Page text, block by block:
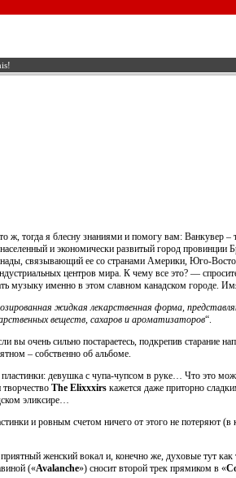
ж, тогда я блесну знаниями и помогу вам:
и экономически развитый город
связывающий ее со странами Америки, Юго-
центров мира. К чему все это? —
музыку именно в этом славном канадском городе.
жидкая лекарственная форма,
веществ, сахаров и ароматизаторов“.
вы очень сильно постараетесь, подкрепив старание
– собственно об альбоме.
девушка с чупа-чупсом в руке… Что это
The Elixxxirs кажется даже приторно
эликсире…
и ровным счетом ничего от этого не потеряют (в
женский вокал и, конечно же, духовые тут
(«Avalanche») сносит второй трек прямиком в «